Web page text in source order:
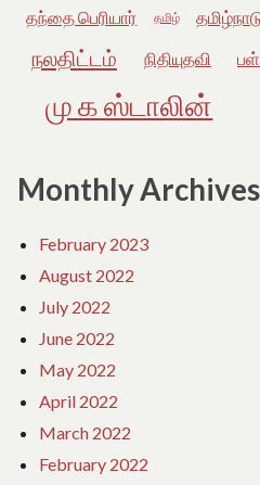
தந்தை பெரியார் தமிழ்
நலதிட்டம்
நிதியுதவி
மு க ஸ்டாலின்
Monthly Archives
February 2023
August 2022
July 2022
June 2022
May 2022
April 2022
March 2022
February 2022